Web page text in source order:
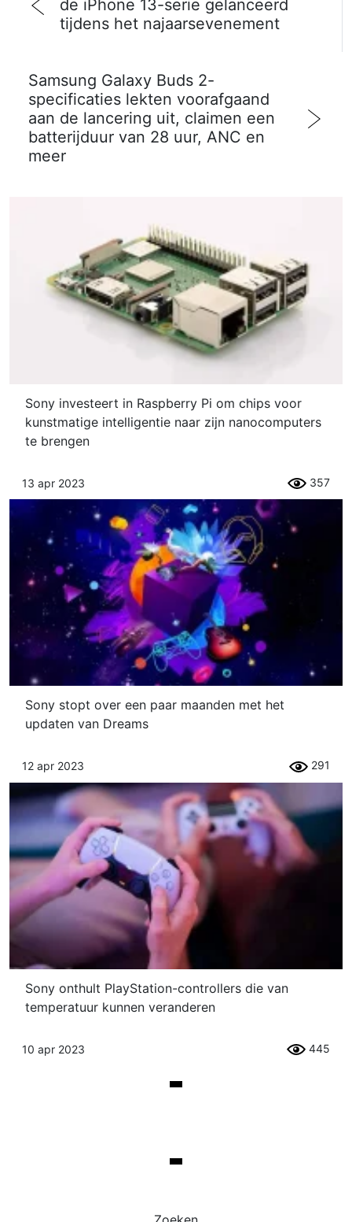
de iPhone 13-serie gelanceerd
tijdens het najaarsevenement
Samsung Galaxy Buds 2-
specificaties lekten voorafgaand
aan de lancering uit, claimen een
batterijduur van 28 uur, ANC en
meer
Sony investeert in Raspberry Pi om chips voor
kunstmatige intelligentie naar zijn nanocomputers
te brengen
13 apr 2023 357
Sony stopt over een paar maanden met het
updaten van Dreams
12 apr 2023 291
Sony onthult PlayStation-controllers die van
temperatuur kunnen veranderen
10 apr 2023 445